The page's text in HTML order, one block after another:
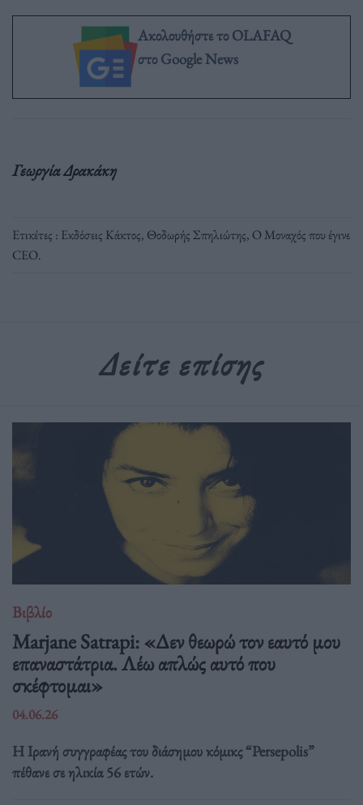
Ακολουθήστε το OLAFAQ
στο Google News
Γεωργία Δρακάκη
Ετικέτες : Εκδόσεις Κάκτος, Θοδωρής Σπηλιώτης, Ο Μοναχός που έγινε
CEO.
Δείτε επίσης
Βιβλίο
Marjane Satrapi: «Δεν θεωρώ τον εαυτό μου
επαναστάτρια. Λέω απλώς αυτό που
σκέφτομαι»
04.06.26
Η Ιρανή συγγραφέας του διάσημου κόμικς “Persepolis”
πέθανε σε ηλικία 56 ετών.